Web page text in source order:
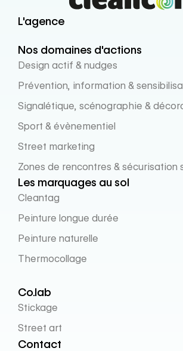
L'agence
Nos domaines d'actions
Design actif & nudges
Prévention, information &
Signalétique, scénographie &
Sport & évènementiel
Street marketing
Zones de rencontres & sécurisation
Les marquages au sol
Cleantag
Peinture longue durée
Peinture naturelle
Thermocollage
Co.lab
Stickage
Street art
Contact